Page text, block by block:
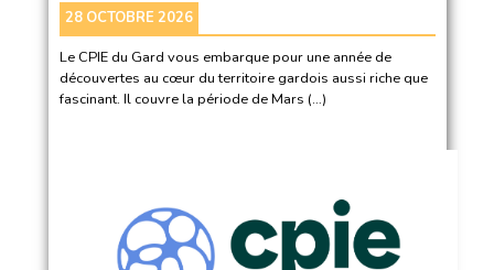
28 OCTOBRE 2026
Le CPIE du Gard vous embarque pour une année de
découvertes au cœur du territoire gardois aussi riche que
fascinant. Il couvre la période de Mars (…)